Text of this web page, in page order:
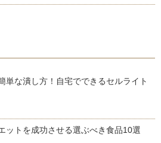
単な潰し方！自宅でできるセルライト
ットを成功させる選ぶべき食品10選